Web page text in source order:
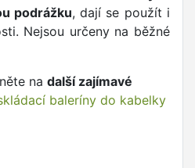
podrážku, dají se použít i
Nejsou určeny na běžné
na další zajímavé
baleríny do kabelky